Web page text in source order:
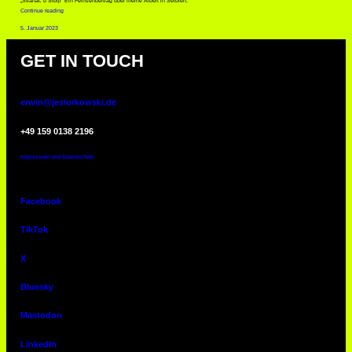
Continue reading
5. Januar 2023
GET IN TOUCH
erwin@jesiorkowski.de
‭+49 159 0138 2196
Impressum und Datenschutz
Facebook
TikTok
X
Bluesky
Mastodon
LinkedIn